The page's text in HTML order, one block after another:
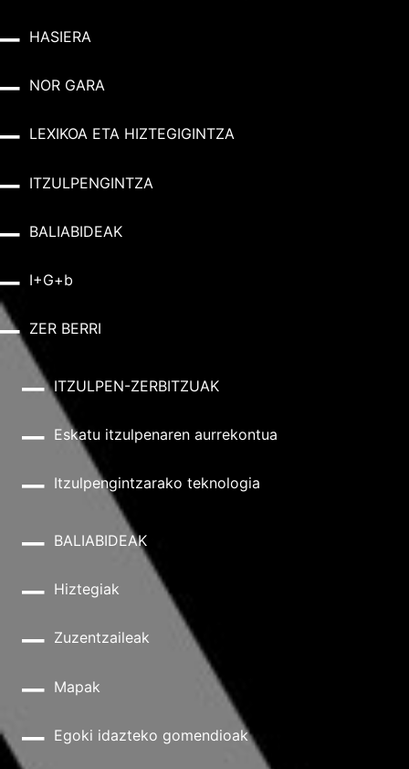
HASIERA
NOR GARA
LEXIKOA ETA HIZTEGIGINTZA
ITZULPENGINTZA
BALIABIDEAK
I+G+b
ZER BERRI
ITZULPEN-ZERBITZUAK
Eskatu itzulpenaren aurrekontua
Itzulpengintzarako teknologia
BALIABIDEAK
Hiztegiak
Zuzentzaileak
Mapak
Egoki idazteko gomendioak